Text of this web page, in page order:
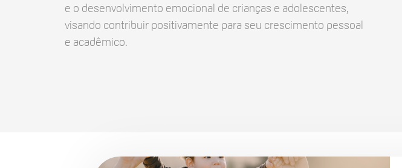
e o desenvolvimento emocional de crianças e adolescentes,
visando contribuir positivamente para seu crescimento pessoal
e acadêmico.